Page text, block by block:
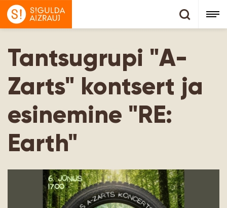
Tantsugrupi "A-
Zarts" kontsert ja
esinemine "RE:
Earth"